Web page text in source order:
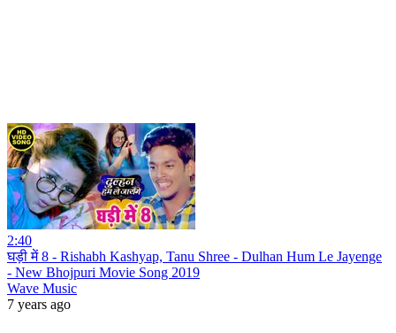
2:40
घड़ी में 8 - Rishabh Kashyap, Tanu Shree - Dulhan Hum Le Jayenge
- New Bhojpuri Movie Song 2019
Wave Music
7 years ago